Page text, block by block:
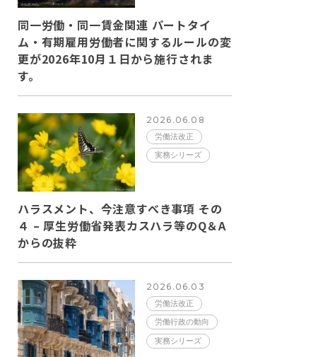
同一労働・同一賃金関連 パートタイ
ム・有期雇用労働者に関するルールの変
更が2026年10月１日から施行されま
す。
2026.06.08
労働法改正
実務シリーズ
ハラスメント、今注意すべき事項 その
４ – 厚生労働省発表カスハラ等のQ＆A
からの抜粋
2026.06.03
労働法改正
労働行政の動向
実務シリーズ